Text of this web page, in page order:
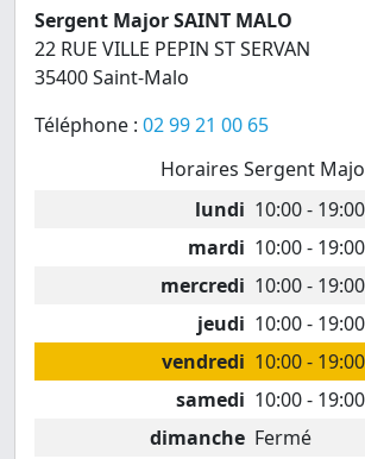
Sergent Major SAINT MALO
22 RUE VILLE PEPIN ST SERVAN
35400 Saint-Malo
Téléphone : 02 99 21 00 65
Horaires Sergent
lundi 10:00 - 19:00
mardi 10:00 - 19:00
mercredi 10:00 - 19:00
jeudi 10:00 - 19:00
vendredi 10:00 - 19:00
samedi 10:00 - 19:00
dimanche Fermé